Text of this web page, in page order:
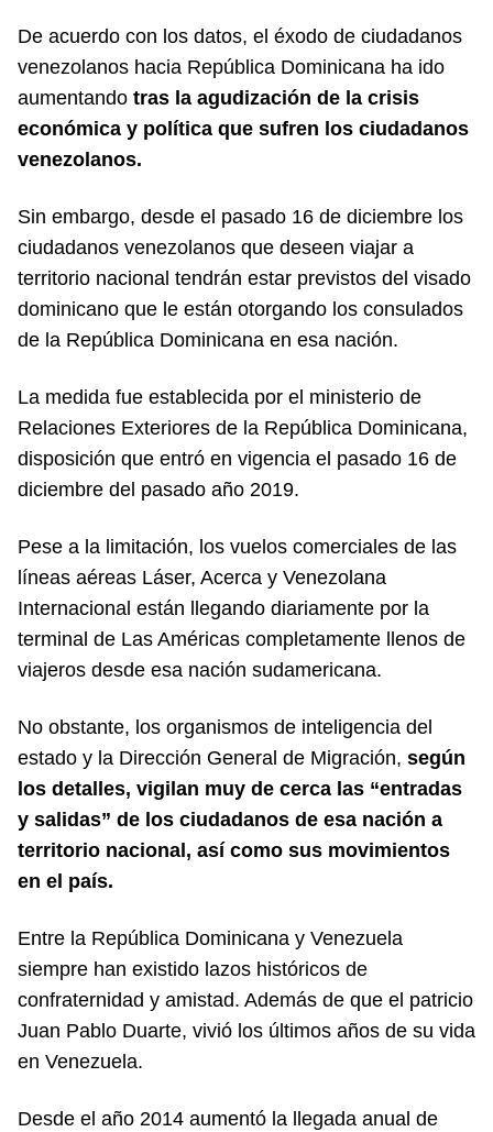
De acuerdo con los datos, el éxodo de ciudadanos
venezolanos hacia República Dominicana ha ido
aumentando tras la agudización de la crisis
económica y política que sufren los ciudadanos
venezolanos.
Sin embargo, desde el pasado 16 de diciembre los
ciudadanos venezolanos que deseen viajar a
territorio nacional tendrán estar previstos del visado
dominicano que le están otorgando los consulados
de la República Dominicana en esa nación.
La medida fue establecida por el ministerio de
Relaciones Exteriores de la República Dominicana,
disposición que entró en vigencia el pasado 16 de
diciembre del pasado año 2019.
Pese a la limitación, los vuelos comerciales de las
líneas aéreas Láser, Acerca y Venezolana
Internacional están llegando diariamente por la
terminal de Las Américas completamente llenos de
viajeros desde esa nación sudamericana.
No obstante, los organismos de inteligencia del
estado y la Dirección General de Migración, según
los detalles, vigilan muy de cerca las “entradas
y salidas” de los ciudadanos de esa nación a
territorio nacional, así como sus movimientos
en el país.
Entre la República Dominicana y Venezuela
siempre han existido lazos históricos de
confraternidad y amistad. Además de que el patricio
Juan Pablo Duarte, vivió los últimos años de su vida
en Venezuela.
Desde el año 2014 aumentó la llegada anual de